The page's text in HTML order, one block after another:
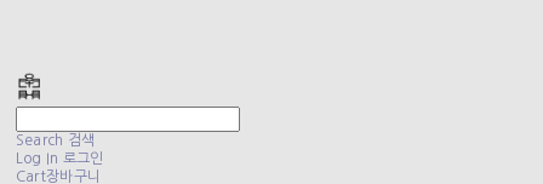
Search 검색
Log In 로그인
Cart장바구니